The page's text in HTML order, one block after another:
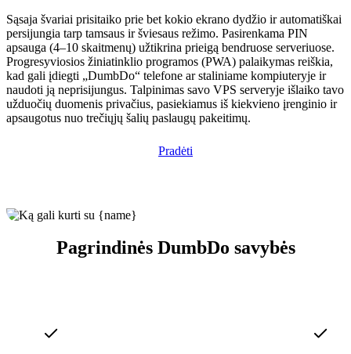
Sąsaja švariai prisitaiko prie bet kokio ekrano dydžio ir automatiškai
persijungia tarp tamsaus ir šviesaus režimo. Pasirenkama PIN
apsauga (4–10 skaitmenų) užtikrina prieigą bendruose serveriuose.
Progresyviosios žiniatinklio programos (PWA) palaikymas reiškia,
kad gali įdiegti „DumbDo“ telefone ar staliniame kompiuteryje ir
naudoti ją neprisijungus. Talpinimas savo VPS serveryje išlaiko tavo
užduočių duomenis privačius, pasiekiamus iš kiekvieno įrenginio ir
apsaugotus nuo trečiųjų šalių paslaugų pakeitimų.
Pradėti
Pagrindinės DumbDo savybės